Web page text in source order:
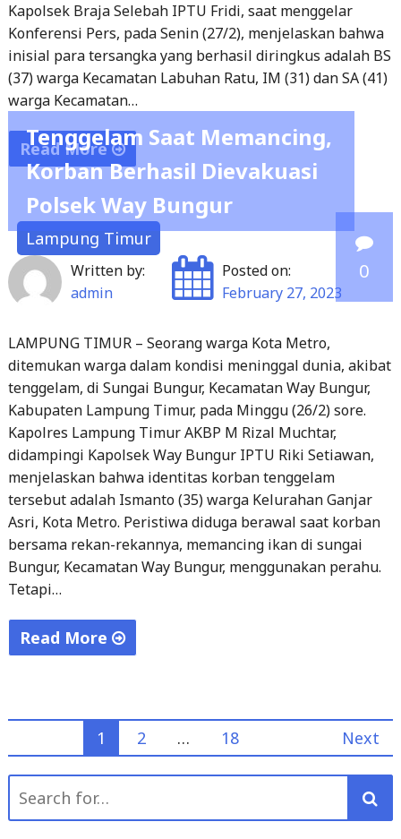
inisial para tersangka yang berhasil diringkus adalah BS
(37) warga Kecamatan Labuhan Ratu, IM (31) dan SA (41)
warga Kecamatan…
Read More
"Dalam
Waktu
Hari,
Kasus
Perampokan
Bersenjata
Lampung
Timur
Berhasil
Diungkap
Polres
Lamtim"
Lampung Timur
0
Tenggelam Saat Memancing,
Korban Berhasil Dievakuasi
Polsek Way Bungur
Written by:
admin
February 27, 2023
ditemukan warga dalam kondisi meninggal dunia, akibat
tenggelam, di Sungai Bungur, Kecamatan Way Bungur,
Kabupaten Lampung Timur, pada Minggu (26/2) sore.
Kapolres Lampung Timur AKBP M Rizal Muchtar,
didampingi Kapolsek Way Bungur IPTU Riki Setiawan,
menjelaskan bahwa identitas korban tenggelam
tersebut adalah Ismanto (35) warga Kelurahan Ganjar
Asri, Kota Metro. Peristiwa diduga berawal saat korban
bersama rekan-rekannya, memancing ikan di sungai
Bungur, Kecamatan Way Bungur, menggunakan perahu.
Tetapi…
"Tenggelam
Saat
Dievakuasi
pagination
Search
for:
February 2023